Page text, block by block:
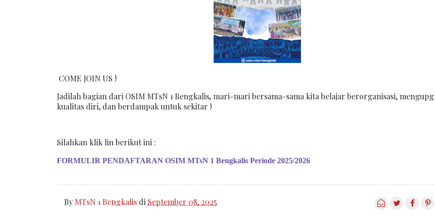
COME JOIN US !
Jadilah bagian dari OSIM MTsN 1 Bengkalis, mari-mari bersama-sama kita belajar berorganisasi,
kualitas diri, dan berdampak untuk sekitar !
Silahkan klik lin berikut ini :
FORMULIR PENDAFTARAN OSIM MTsN 1 Bengkalis Periode 2025/2026
By MTsN 1 Bengkalis di September 08, 2025